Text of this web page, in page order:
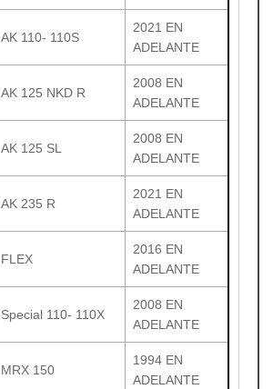
AK 110- 110S
2021 EN
ADELANTE
AK 125 NKD R
2008 EN
ADELANTE
AK 125 SL
2008 EN
ADELANTE
AK 235 R
2021 EN
ADELANTE
FLEX
2016 EN
ADELANTE
Special 110- 110X
2008 EN
ADELANTE
MRX 150
1994 EN
ADELANTE